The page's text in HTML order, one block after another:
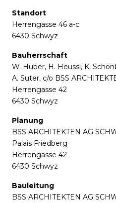
Standort
Herrengasse 46 a-c
6430 Schwyz
Bauherrschaft
W. Huber, H. Heussi, K.
A. Suter, c/o BSS
Herrengasse 42
6430 Schwyz
Planung
BSS ARCHITEKTEN AG
Palais Friedberg
Herrengasse 42
6430 Schwyz
Bauleitung
BSS ARCHITEKTEN AG